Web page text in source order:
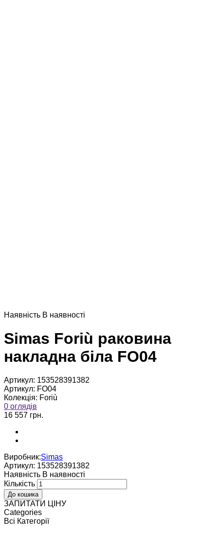
Наявнiсть В наявностi
Simas Foriù раковина
накладна біла FO04
Артикул: 153528391382
Артикул: FO04
Колекція: Foriù
0 оглядів
16 557 грн.
Виробник:Simas
Артикул: 153528391382
Наявнiсть В наявностi
Кількість
ЗАПИТАТИ ЦІНУ
Categories
Всі Категорії